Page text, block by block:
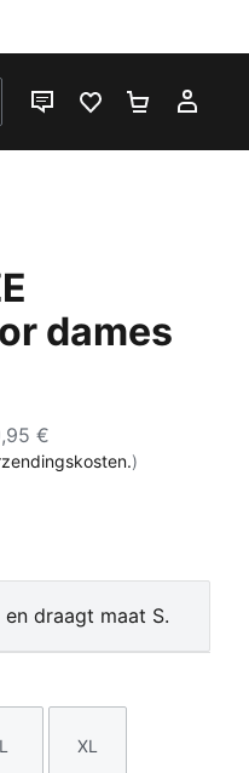
LIVE CHATFAVORIETEN 0
dames
€
)
draagt maat S.
Maat
L
Maat
XL